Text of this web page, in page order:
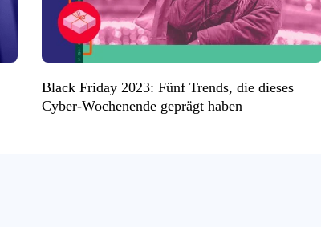
Black Friday 2023: Fünf Trends, die dieses
Cyber-Wochenende geprägt haben